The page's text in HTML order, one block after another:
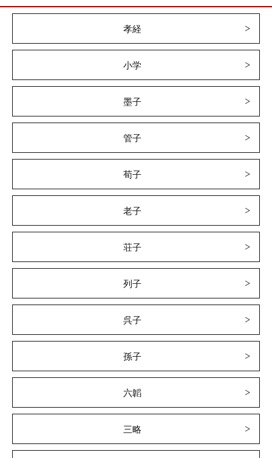
孝経
小学
墨子
管子
荀子
老子
荘子
列子
呉子
孫子
六韜
三略